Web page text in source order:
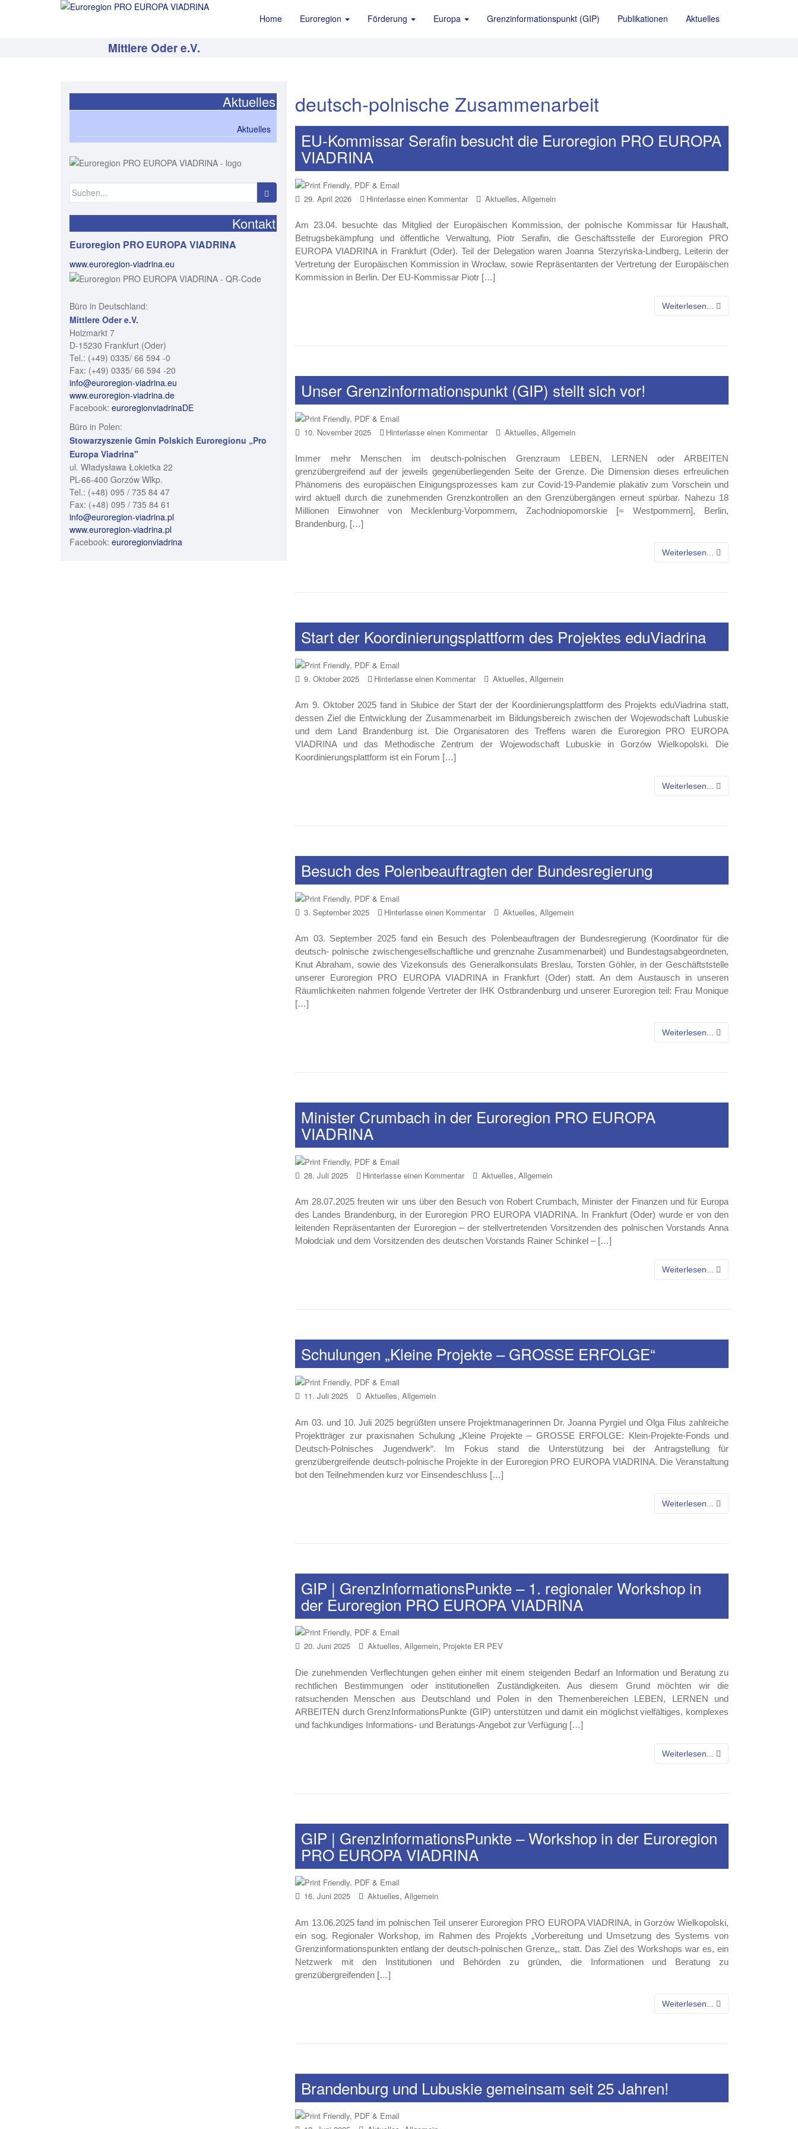
Home Euroregion Förderung Europa Grenzinformationspunkt (GIP) Publikationen Aktuelles
Mittlere Oder e.V.
deutsch-polnische Zusammenarbeit
EU-Kommissar Serafin besucht die Euroregion PRO EUROPA
VIADRINA
29. April 2026 Hinterlasse einen Kommentar Aktuelles, Allgemein
Am 23.04. besuchte das Mitglied der Europäischen Kommission, der polnische Kommissar für Haushalt,
Betrugsbekämpfung und öffentliche Verwaltung, Piotr Serafin, die Geschäftsstelle der Euroregion PRO
EUROPA VIADRINA in Frankfurt (Oder). Teil der Delegation waren Joanna Sterzyńska-Lindberg, Leiterin der
Vertretung der Europäischen Kommission in Wrocław, sowie Repräsentanten der Vertretung der Europäischen
Kommission in Berlin. Der EU-Kommissar Piotr […]
Weiterlesen...
Unser Grenzinformationspunkt (GIP) stellt sich vor!
10. November 2025 Hinterlasse einen Kommentar Aktuelles, Allgemein
Immer mehr Menschen im deutsch-polnischen Grenzraum LEBEN, LERNEN oder ARBEITEN
grenzübergreifend auf der jeweils gegenüberliegenden Seite der Grenze. Die Dimension dieses erfreulichen
Phänomens des europäischen Einigungsprozesses kam zur Covid-19-Pandemie plakativ zum Vorschein und
wird aktuell durch die zunehmenden Grenzkontrollen an den Grenzübergängen erneut spürbar. Nahezu 18
Millionen Einwohner von Mecklenburg-Vorpommern, Zachodniopomorskie [= Westpommern], Berlin,
Brandenburg, […]
Weiterlesen...
Start der Koordinierungsplattform des Projektes eduViadrina
9. Oktober 2025 Hinterlasse einen Kommentar Aktuelles, Allgemein
Am 9. Oktober 2025 fand in Słubice der Start der der Koordinierungsplattform des Projekts eduViadrina statt,
dessen Ziel die Entwicklung der Zusammenarbeit im Bildungsbereich zwischen der Wojewodschaft Lubuskie
und dem Land Brandenburg ist. Die Organisatoren des Treffens waren die Euroregion PRO EUROPA
VIADRINA und das Methodische Zentrum der Wojewodschaft Lubuskie in Gorzów Wielkopolski. Die
Koordinierungsplattform ist ein Forum […]
Weiterlesen...
Besuch des Polenbeauftragten der Bundesregierung
3. September 2025 Hinterlasse einen Kommentar Aktuelles, Allgemein
Am 03. September 2025 fand ein Besuch des Polenbeauftragen der Bundesregierung (Koordinator für die
deutsch- polnische zwischengesellschaftliche und grenznahe Zusammenarbeit) und Bundestagsabgeordneten,
Knut Abraham, sowie des Vizekonsuls des Generalkonsulats Breslau, Torsten Göhler, in der Geschäftststelle
unserer Euroregion PRO EUROPA VIADRINA in Frankfurt (Oder) statt. An dem Austausch in unseren
Räumlichkeiten nahmen folgende Vertreter der IHK Ostbrandenburg und unserer Euroregion teil: Frau Monique
[…]
Weiterlesen...
Minister Crumbach in der Euroregion PRO EUROPA
VIADRINA
28. Juli 2025 Hinterlasse einen Kommentar Aktuelles, Allgemein
Am 28.07.2025 freuten wir uns über den Besuch von Robert Crumbach, Minister der Finanzen und für Europa
des Landes Brandenburg, in der Euroregion PRO EUROPA VIADRINA. In Frankfurt (Oder) wurde er von den
leitenden Repräsentanten der Euroregion – der stellvertretenden Vorsitzenden des polnischen Vorstands Anna
Mołodciak und dem Vorsitzenden des deutschen Vorstands Rainer Schinkel – […]
Weiterlesen...
Schulungen „Kleine Projekte – GROSSE ERFOLGE“
11. Juli 2025 Aktuelles, Allgemein
Am 03. und 10. Juli 2025 begrüßten unsere Projektmanagerinnen Dr. Joanna Pyrgiel und Olga Filus zahlreiche
Projektträger zur praxisnahen Schulung „Kleine Projekte – GROSSE ERFOLGE: Klein-Projekte-Fonds und
Deutsch-Polnisches Jugendwerk“. Im Fokus stand die Unterstützung bei der Antragstellung für
grenzübergreifende deutsch-polnische Projekte in der Euroregion PRO EUROPA VIADRINA. Die Veranstaltung
bot den Teilnehmenden kurz vor Einsendeschluss […]
Weiterlesen...
GIP | GrenzInformationsPunkte – 1. regionaler Workshop in
der Euroregion PRO EUROPA VIADRINA
20. Juni 2025 Aktuelles, Allgemein, Projekte ER PEV
Die zunehmenden Verflechtungen gehen einher mit einem steigenden Bedarf an Information und Beratung zu
rechtlichen Bestimmungen oder institutionellen Zuständigkeiten. Aus diesem Grund möchten wir die
ratsuchenden Menschen aus Deutschland und Polen in den Themenbereichen LEBEN, LERNEN und
ARBEITEN durch GrenzInformationsPunkte (GIP) unterstützen und damit ein möglichst vielfältiges, komplexes
und fachkundiges Informations- und Beratungs-Angebot zur Verfügung […]
Weiterlesen...
GIP | GrenzInformationsPunkte – Workshop in der Euroregion
PRO EUROPA VIADRINA
16. Juni 2025 Aktuelles, Allgemein
Am 13.06.2025 fand im polnischen Teil unserer Euroregion PRO EUROPA VIADRINA, in Gorzów Wielkopolski,
ein sog. Regionaler Workshop, im Rahmen des Projekts „Vorbereitung und Umsetzung des Systems von
Grenzinformationspunkten entlang der deutsch-polnischen Grenze„, statt. Das Ziel des Workshops war es, ein
Netzwerk mit den Institutionen und Behörden zu gründen, die Informationen und Beratung zu
grenzübergreifenden […]
Weiterlesen...
Brandenburg und Lubuskie gemeinsam seit 25 Jahren!
Aktuelles
Aktuelles
Suchen nach:
Kontakt
Euroregion PRO EUROPA VIADRINA
www.euroregion-viadrina.eu
Büro in Deutschland:
Mittlere Oder e.V.
Holzmarkt 7
D-15230 Frankfurt (Oder)
Tel.: (+49) 0335/ 66 594 -0
Fax: (+49) 0335/ 66 594 -20
info@euroregion-viadrina.eu
www.euroregion-viadrina.de
Facebook: euroregionviadrinaDE
Büro in Polen:
Stowarzyszenie Gmin Polskich Euroregionu „Pro
Europa Viadrina"
ul. Władysława Łokietka 22
PL-66-400 Gorzów Wlkp.
Tel.: (+48) 095 / 735 84 47
Fax: (+48) 095 / 735 84 61
info@euroregion-viadrina.pl
www.euroregion-viadrina.pl
Facebook: euroregionviadrina